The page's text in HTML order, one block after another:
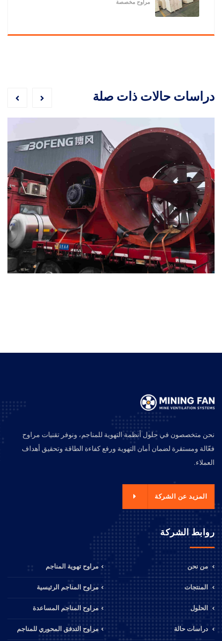
مراوح مخصصة
دراسات حالات ذات صلة
شحن مراوح FKZ المحورية
نحن متخصصون في حلول أنظمة التهوية للمناجم، ونوفر تقنيات مراوح
فعّالة ومستقرة لضمان أمان التهوية ورفع كفاءة الطاقة وتحقيق أهداف
العملاء.
المزيد عن الشركة
روابط الشركة
من نحن
المنتجات
الحلول
دراسات حالة
مراوح تهوية المناجم
مراوح المناجم الرئيسية
مراوح المناجم المساعدة
مراوح التدفق المحوري للمناجم